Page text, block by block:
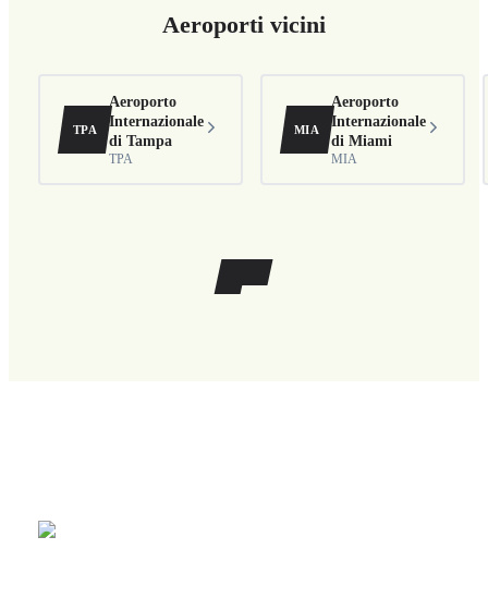
Aeroporti vicini
TPA
Aeroporto
Internazionale
di Tampa
TPA
MIA
Aeroporto
Internazionale
di Miami
MIA